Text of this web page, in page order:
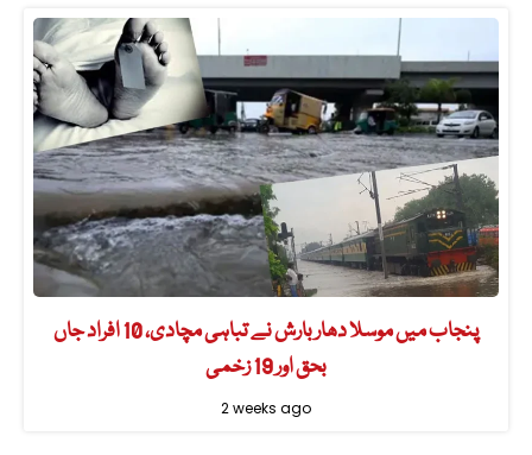
پنجاب میں موسلا دھار بارش نے تباہی مچادی، 10 افراد جاں
بحق اور 19 زخمی
2 weeks ago